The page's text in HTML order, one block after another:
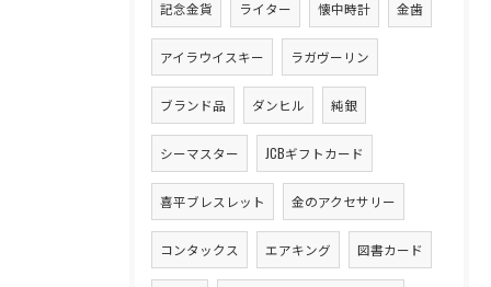
記念金貨 ライター 懐中時計 金歯
アイラウイスキー ラガヴーリン
ブランド品 ダンヒル 純銀
シーマスター JCBギフトカード
喜平ブレスレット 金のアクセサリー
コンタックス エアキング 図書カード